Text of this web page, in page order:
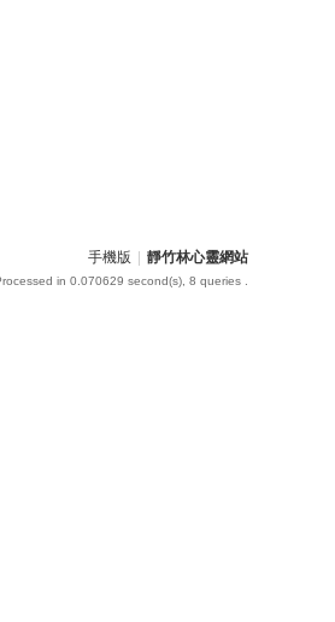
手機版 靜竹林心靈網站
in 0.070629 second(s), 8 queries .